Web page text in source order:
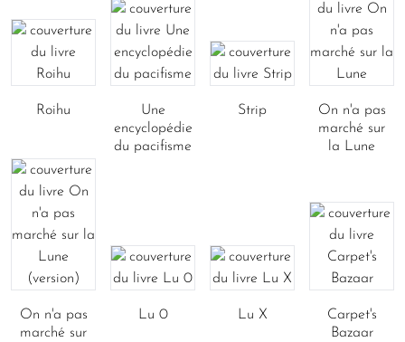
Roihu
Une
encyclopédie
du pacifisme
Strip
On n'a pas
marché sur
la Lune
On n'a pas
marché sur
Lu 0 Lu X
Carpet's
Bazaar